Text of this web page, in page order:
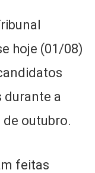
hoje (01/08)
durante a
de outubro.
feitas